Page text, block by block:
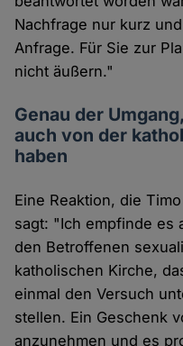
Nachfrage nur kurz
Anfrage. Für Sie zur
nicht äußern."
Genau der
auch von der
haben
Eine Reaktion, die
sagt: "Ich empfinde es
den Betroffenen
katholischen Kirche,
einmal den Versuch
stellen. Ein Geschenk
anzunehmen und es